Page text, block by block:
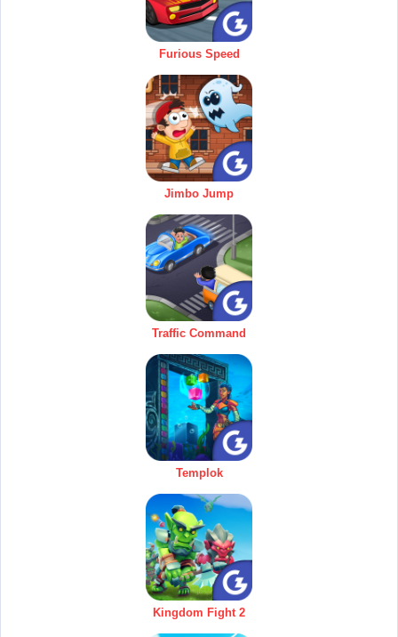
Furious Speed
Jimbo Jump
Traffic Command
Templok
Kingdom Fight 2